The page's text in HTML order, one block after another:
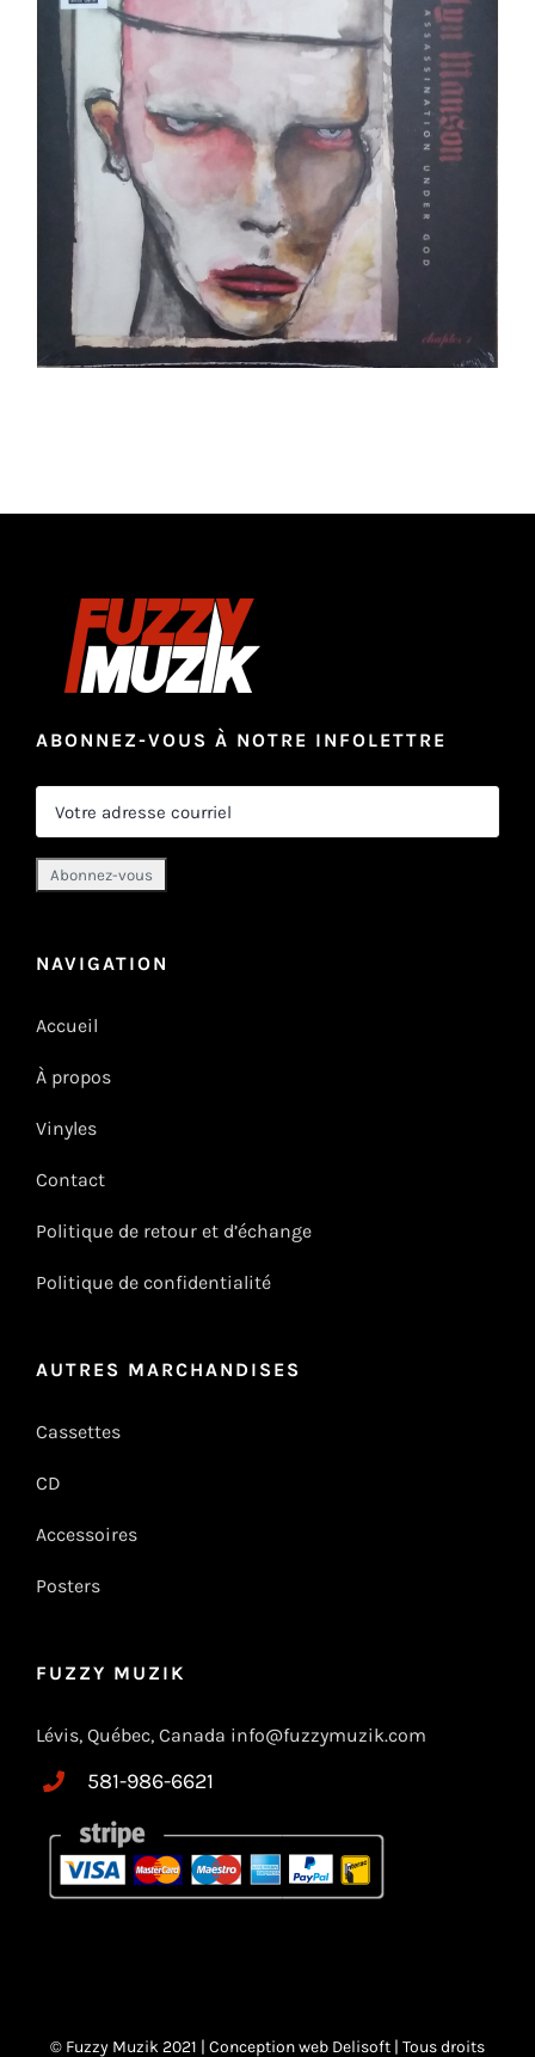
Ajouter au panier Détails
ABONNEZ-VOUS À NOTRE INFOLETTRE
NAVIGATION
Accueil
À propos
Vinyles
Contact
Politique de retour et d’échange
Politique de confidentialité
AUTRES MARCHANDISES
Cassettes
CD
Accessoires
Posters
FUZZY MUZIK
Lévis, Québec, Canada info@fuzzymuzik.com
581-986-6621
© Fuzzy Muzik 2021 | Conception web Delisoft | Tous droits